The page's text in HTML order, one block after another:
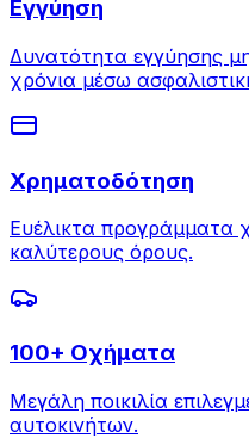
Εγγύηση
Δυνατότητα εγγύησης
χρόνια μέσω
Χρηματοδότηση
Ευέλικτα προγράμματα
καλύτερους όρους.
100+ Οχήματα
Μεγάλη ποικιλία
αυτοκινήτων.